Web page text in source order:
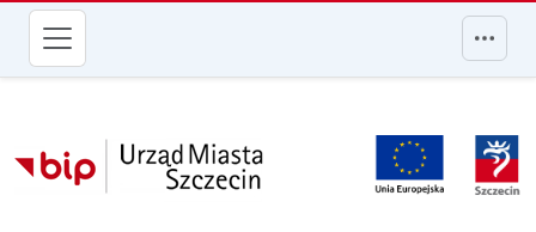
przejdź do głównego menu